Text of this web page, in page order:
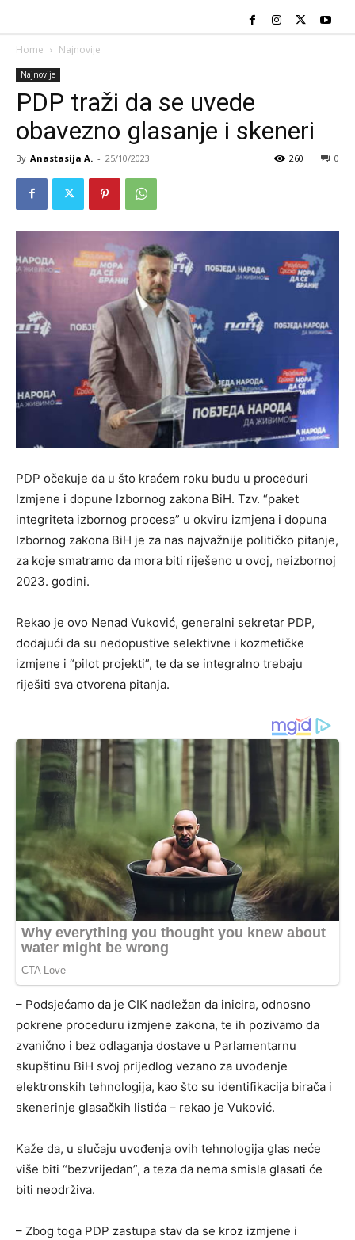
Home Najnovije
Najnovije
PDP traži da se uvede
obavezno glasanje i skeneri
By Anastasija A. - 25/10/2023 0
260
PDP očekuje da u što kraćem roku budu u proceduri
Izmjene i dopune Izbornog zakona BiH. Tzv. “paket
integriteta izbornog procesa” u okviru izmjena i dopuna
Izbornog zakona BiH je za nas najvažnije političko pitanje,
za koje smatramo da mora biti riješeno u ovoj, neizbornoj
2023. godini.
Rekao je ovo Nenad Vuković, generalni sekretar PDP,
dodajući da su nedopustive selektivne i kozmetičke
izmjene i “pilot projekti”, te da se integralno trebaju
riješiti sva otvorena pitanja.
– Podsjećamo da je CIK nadležan da inicira, odnosno
pokrene proceduru izmjene zakona, te ih pozivamo da
zvanično i bez odlaganja dostave u Parlamentarnu
skupštinu BiH svoj prijedlog vezano za uvođenje
elektronskih tehnologija, kao što su identifikacija birača i
skenerinje glasačkih listića – rekao je Vuković.
Kaže da, u slučaju uvođenja ovih tehnologija glas neće
više biti “bezvrijedan”, a teza da nema smisla glasati će
biti neodrživa.
– Zbog toga PDP zastupa stav da se kroz izmjene i